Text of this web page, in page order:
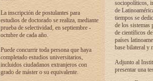
La inscripción de postulantes para
estudios de doctorado se realiza, mediante
prueba de selectividad, en septiembre -
octubre de cada año.
Puede concurrir toda persona que haya
completado estudios universitarios,
incluidos ciudadanos extranjeros con
grado de máster o su equivalente.
sociopolíticos,
de
tiempos se
de los sistemas
de científicos
países
base bilateral y
Adjunto al
presentar una